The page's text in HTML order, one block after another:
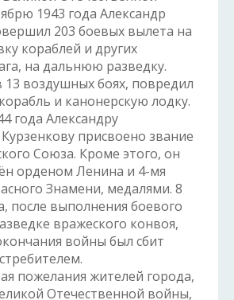
1943 года Александр
203 боевых вылета на
кораблей и других
на дальнюю разведку.
13 воздушных боях, повредил
и канонерскую лодку.
года Александру
присвоено звание
Союза. Кроме этого, он
орденом Ленина и 4-мя
Знамени, медалями. 8
после выполнения боевого
вражеского конвоя,
войны был сбит
жителей города,
Отечественной войны,